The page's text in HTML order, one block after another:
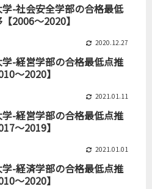
-社会安全学部の合格最低
2006～2020】
2020.12.27
-経営学部の合格最低点推
～2020】
2021.01.11
-経営学部の合格最低点推
～2019】
2021.01.01
-経済学部の合格最低点推
～2020】